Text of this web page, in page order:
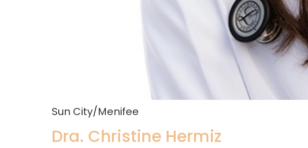
Sun City/Menifee
Dra. Christine Hermiz